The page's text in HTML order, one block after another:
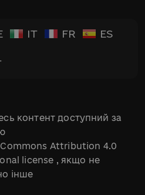
IT FR ES
контент доступний за
Attribution 4.0
license , якщо не
інше